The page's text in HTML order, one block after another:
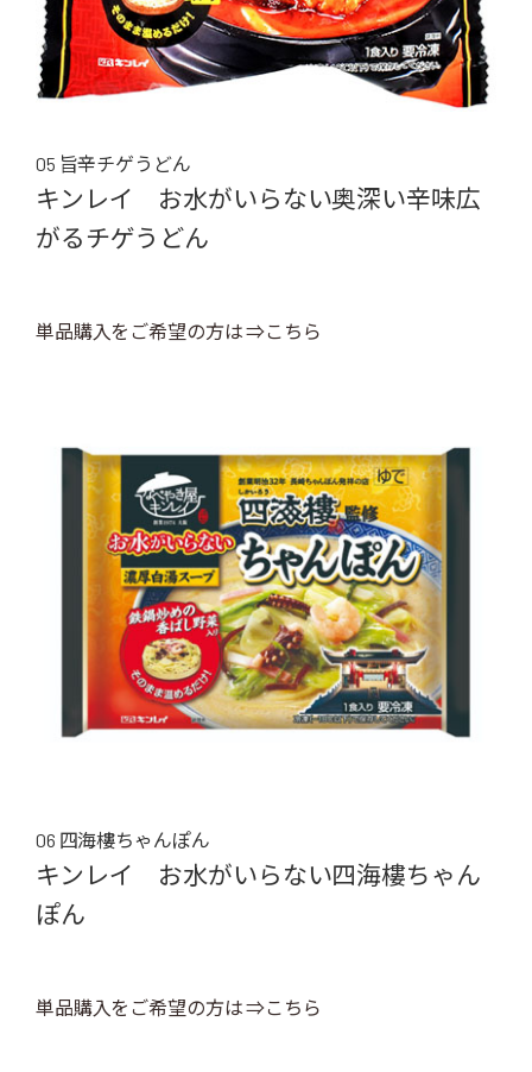
05 旨辛チゲうどん
キンレイ お水がいらない奥深い辛味広
がるチゲうどん
単品購入をご希望の方は ⇒こちら
06 四海樓ちゃんぽん
キンレイ お水がいらない四海樓ちゃん
ぽん
単品購入をご希望の方は ⇒こちら